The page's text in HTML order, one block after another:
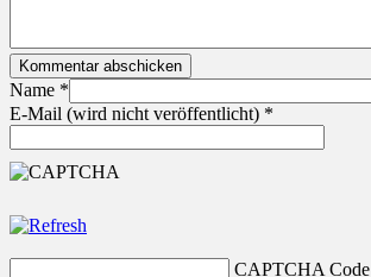
Kommentar abschicken
Name *
E-Mail (wird nicht veröffentlicht) *
CAPTCHA Code